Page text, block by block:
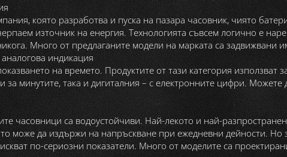
която разработва и пуска на пазара часовник, чиято
източник на енергия. Технологията съвсем логично е
Много от предлаганите модели на марката са задвижвани
индикация
на времето. Продуктите от тази категория използват
за минутите, така и дигиталния – с електронните цифри.
часовници са водоустойчиви. Най-лекото и най-
може да издържи на напръскване при ежедневни дейности. Но
по-сериозни показатели. Много от моделите са